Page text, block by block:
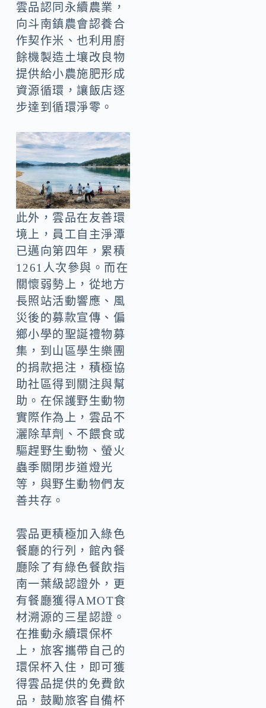
雲品認同永續農業，
向斗南鎮農會認養合
作契作米、也利用廚
餘機製造土壤改良物
提供給小農施肥形成
資源循環，讓飯店逐
步達到循環淨零。
此外，雲品在友善環
境上，員工自主淨潭
已邁向第四年，累積
1261人次參與。而在
關懷弱勢上，從地方
長照站活動響應、風
災後的募款宣傳、偏
鄉小學的聖誕禮物募
集，到山區學生樂團
的捐款挹注，積極協
助社區得到關注與幫
助。在保護野生動物
實際作為上，雲品不
灑除草劑、不餵食或
驅趕野生動物、螢火
蟲季關閉步道燈光
等，與野生動物們友
善共存。
雲品更積極加入綠色
餐廳的行列，館內餐
廳除了有綠色餐飲指
南一葉級認證外，更
有餐廳獲得AMOT食
材溯源的三星認證。
在推動永續環保杯
上，旅客攜帶自己的
環保杯入住，即可獲
得雲品提供的免費飲
品，鼓勵旅客自備杯